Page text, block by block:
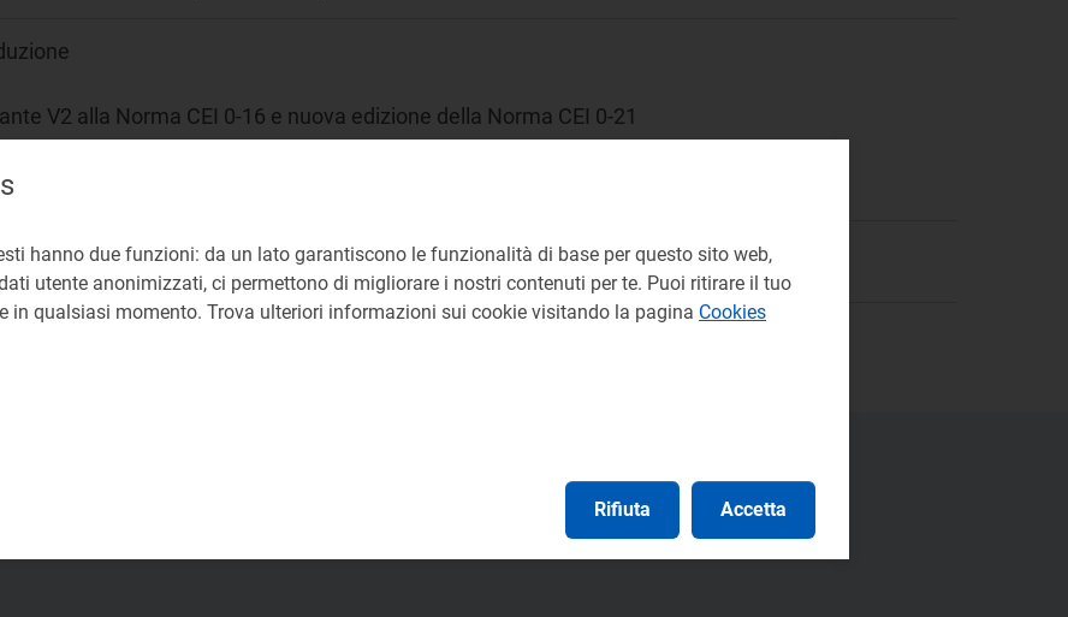
V2 alla Norma CEI 0-16 e nuova edizione della Norma CEI 0-21
Direzione Mercati
2018
hanno due funzioni: da un lato garantiscono le funzionalità di base per questo sito web,
utente anonimizzati, ci permettono di migliorare i nostri contenuti per te. Puoi ritirare il tuo
in qualsiasi momento. Trova ulteriori informazioni sui cookie visitando la pagina Cookies
Rifiuta Accetta